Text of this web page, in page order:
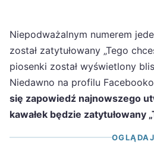
Niepodważalnym numerem
został zatytułowany „Tego
piosenki został wyświetlony
Niedawno na profilu
się zapowiedź najnowszego
kawałek będzie zatytułowany